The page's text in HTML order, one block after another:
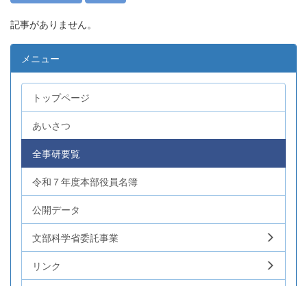
記事がありません。
メニュー
トップページ
あいさつ
全事研要覧
令和７年度本部役員名簿
公開データ
文部科学省委託事業
リンク